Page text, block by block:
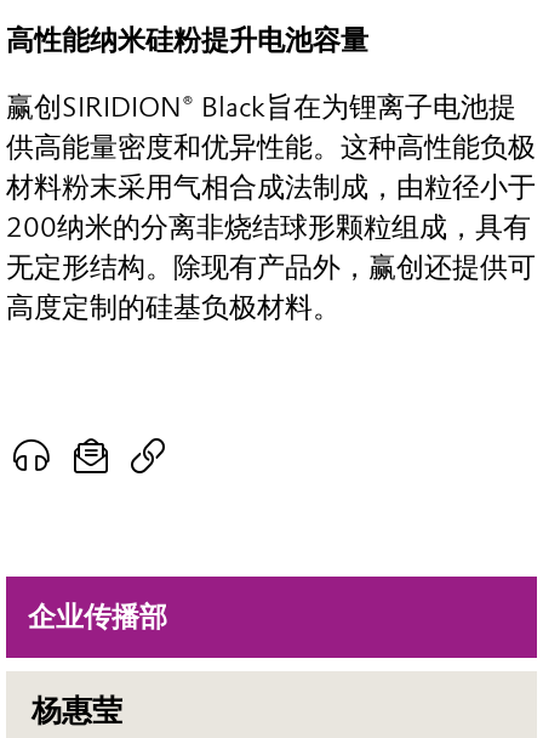
企业传播部
杨惠莹
高性能纳米硅粉提升电池容量
赢创SIRIDION® Black旨在为锂离子电池提
供高能量密度和优异性能。这种高性能负极
材料粉末采用气相合成法制成，由粒径小于
200纳米的分离非烧结球形颗粒组成，具有
无定形结构。除现有产品外，赢创还提供可
高度定制的硅基负极材料。